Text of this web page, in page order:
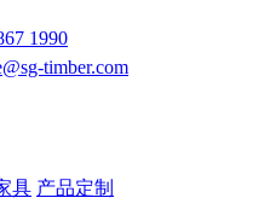
1990
timber.com
具 产品定制